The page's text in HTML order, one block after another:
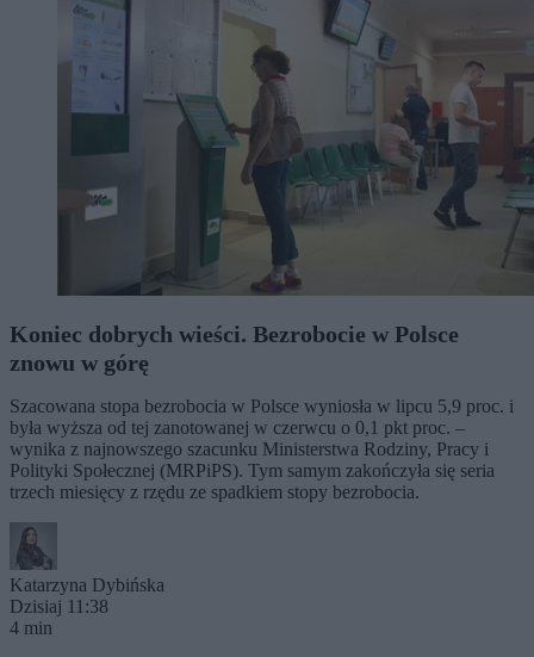
Koniec dobrych wieści. Bezrobocie w Polsce
znowu w górę
Szacowana stopa bezrobocia w Polsce wyniosła w lipcu 5,9 proc. i
była wyższa od tej zanotowanej w czerwcu o 0,1 pkt proc. –
wynika z najnowszego szacunku Ministerstwa Rodziny, Pracy i
Polityki Społecznej (MRPiPS). Tym samym zakończyła się seria
trzech miesięcy z rzędu ze spadkiem stopy bezrobocia.
Katarzyna Dybińska
Dzisiaj 11:38
4 min